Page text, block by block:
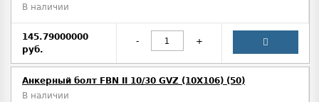
В наличии
145.79000000
руб.
- +
Анкерный болт FBN II 10/30 GVZ (10X106) (50)
В наличии